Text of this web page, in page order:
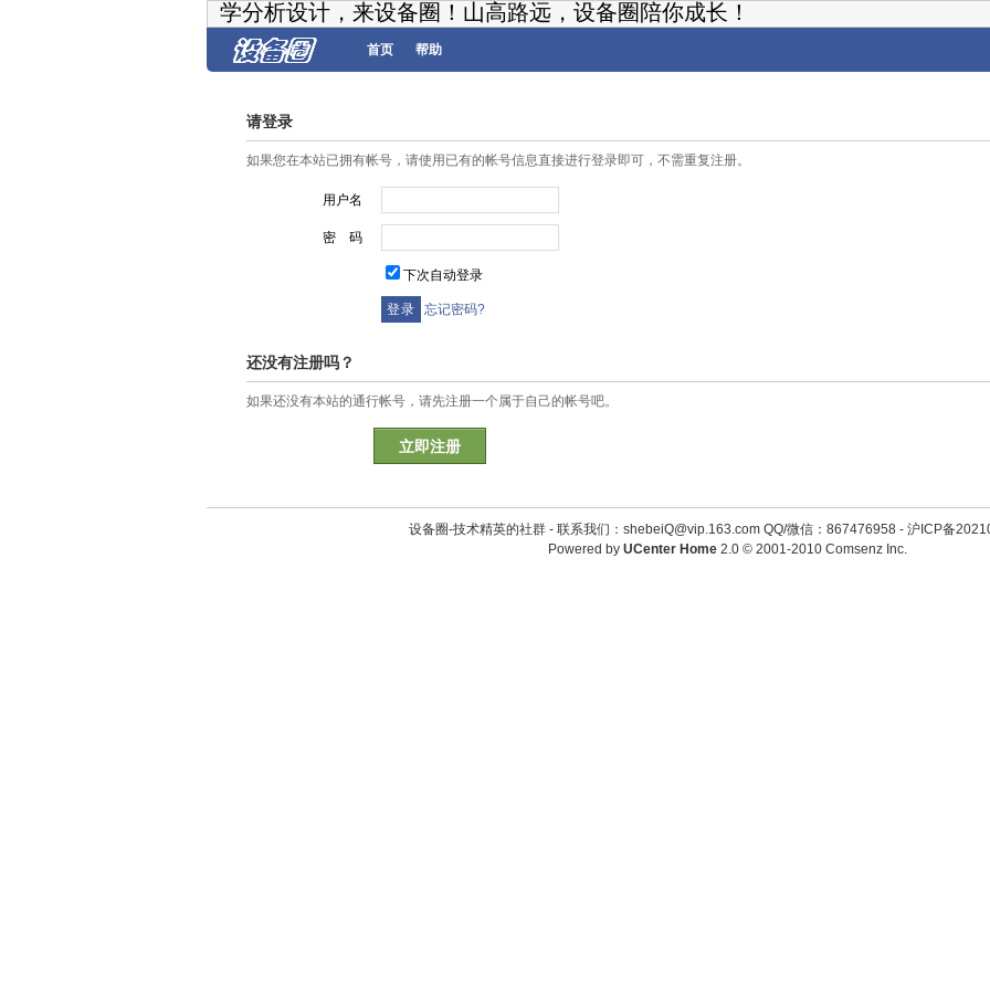
学分析设计，来设备圈！山高路远，设备圈陪你成长！
首页 帮助
请登录
如果您在本站已拥有帐号，请使用已有的帐号信息直接进行登录即可，不需重复注册。
用户名
密 码
下次自动登录
忘记密码?
还没有注册吗？
如果还没有本站的通行帐号，请先注册一个属于自己的帐号吧。
立即注册
设备圈-技术精英的社群 - 联系我们：shebeiQ@vip.163.com QQ/微信：867476958- 沪ICP备
Powered by UCenter Home 2.0© 2001-2010 Comsenz Inc.